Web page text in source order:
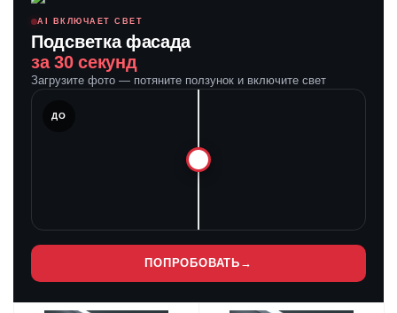
AI ВКЛЮЧАЕТ СВЕТ
Подсветка фасада
за 30 секунд
Загрузите фото — потяните ползунок и включите свет
ДО
ПОПРОБОВАТЬ →